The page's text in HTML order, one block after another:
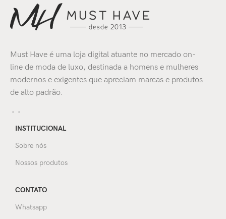
Must Have é uma loja digital atuante no mercado on-
line de moda de luxo, destinada a homens e mulheres
modernos e exigentes que apreciam marcas e produtos
de alto padrão.
INSTITUCIONAL
Sobre nós
Nossos produtos
CONTATO
Whatsapp